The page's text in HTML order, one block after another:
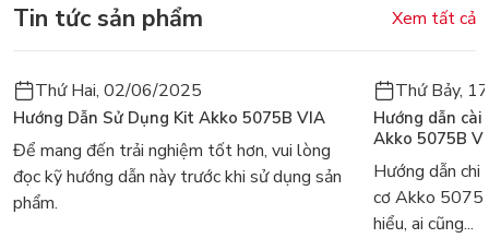
Tin tức sản phẩm Xem tất cả
Thứ Hai, 02/06/2025
Hướng Dẫn Sử Dụng Kit Akko 5075B VIA
Để mang đến trải nghiệm tốt hơn, vui lòng
đọc kỹ hướng dẫn này trước khi sử dụng sản
phẩm.
Thứ Bảy,
Hướng dẫn
Akko 5075B
Hướng dẫn
cơ Akko
hiểu, ai cũng...